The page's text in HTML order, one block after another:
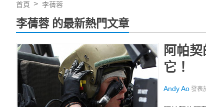
首頁 李蒨蓉
李蒨蓉 的最新熱門文章
阿帕
它！
Andy Ao 發表